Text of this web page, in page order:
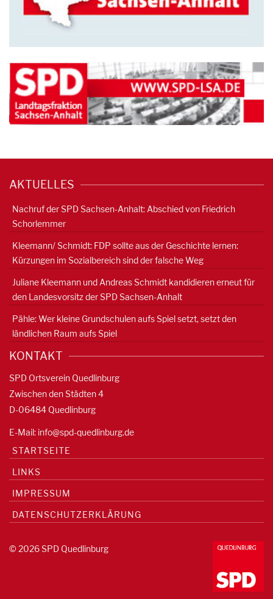
AKTUELLES
Nachruf der SPD Sachsen-Anhalt: Abschied von Friedrich
Schorlemmer
Kleemann/ Schmidt: FDP sollte aus der Geschichte lernen:
Kürzungen im Sozialbereich sind der falsche Weg
Juliane Kleemann und Andreas Schmidt kandidieren erneut für
den Landesvorsitz der SPD Sachsen-Anhalt
Pähle: Wer kleine Grundschulen aufs Spiel setzt, setzt den
ländlichen Raum aufs Spiel
KONTAKT
SPD Ortsverein Quedlinburg
Zwischen den Städten 4
D-06484 Quedlinburg
E-Mail: info@spd-quedlinburg.de
STARTSEITE
LINKS
IMPRESSUM
DATENSCHUTZERKLÄRUNG
© 2026 SPD Quedlinburg